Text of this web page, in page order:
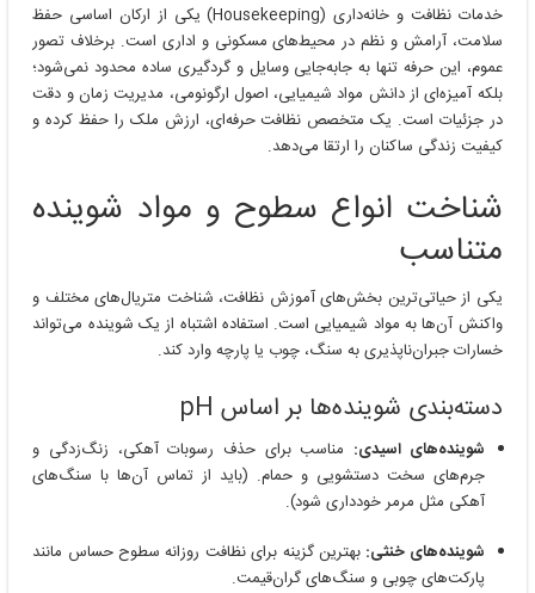
خدمات نظافت و خانه‌داری (Housekeeping) یکی از ارکان اساسی حفظ
سلامت، آرامش و نظم در محیط‌های مسکونی و اداری است. برخلاف تصور
عموم، این حرفه تنها به جابه‌جایی وسایل و گردگیری ساده محدود نمی‌شود؛
بلکه آمیزه‌ای از دانش مواد شیمیایی، اصول ارگونومی، مدیریت زمان و دقت
در جزئیات است. یک متخصص نظافت حرفه‌ای، ارزش ملک را حفظ کرده و
کیفیت زندگی ساکنان را ارتقا می‌دهد.
شناخت انواع سطوح و مواد شوینده
متناسب
یکی از حیاتی‌ترین بخش‌های آموزش نظافت، شناخت متریال‌های مختلف و
واکنش آن‌ها به مواد شیمیایی است. استفاده اشتباه از یک شوینده می‌تواند
خسارات جبران‌ناپذیری به سنگ، چوب یا پارچه وارد کند.
دسته‌بندی شوینده‌ها بر اساس pH
شوینده‌های اسیدی: مناسب برای حذف رسوبات آهکی، زنگ‌زدگی و
جرم‌های سخت دستشویی و حمام. (باید از تماس آن‌ها با سنگ‌های
آهکی مثل مرمر خودداری شود).
شوینده‌های خنثی: بهترین گزینه برای نظافت روزانه سطوح حساس مانند
پارکت‌های چوبی و سنگ‌های گران‌قیمت.